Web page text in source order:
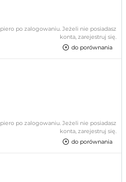
po zalogowaniu. Jeżeli nie posiadasz
konta, zarejestruj się.
do porównania
po zalogowaniu. Jeżeli nie posiadasz
konta, zarejestruj się.
do porównania